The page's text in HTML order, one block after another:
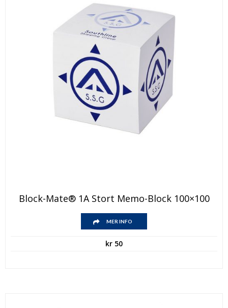
Block-Mate® 1A Stort Memo-Block 100×100
MER INFO
kr 50